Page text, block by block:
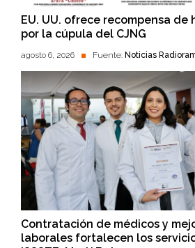
EU. UU. ofrece recompensa de
por la cúpula del CJNG
agosto 6, 2026 Fuente: Noticias
Contratación de médicos y
laborales fortalecen los